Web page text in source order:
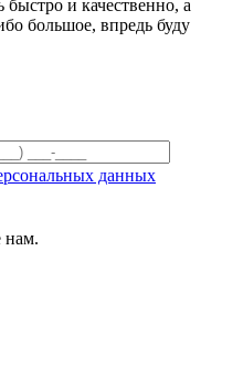
быстро и качественно, а
большое, впредь буду
данных
нам.